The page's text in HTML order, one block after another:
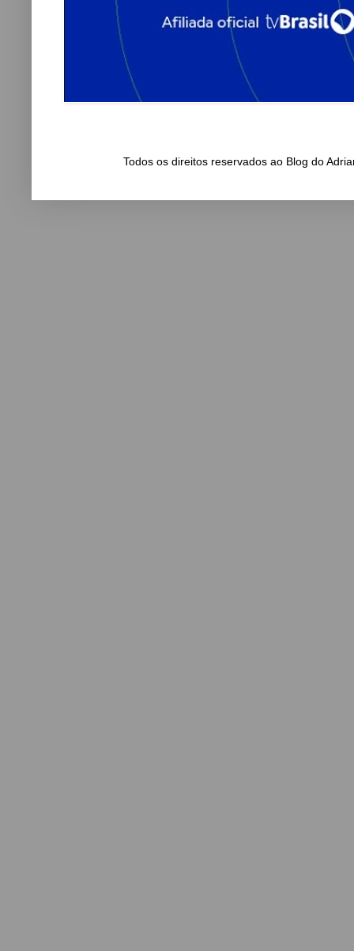
Todos os direitos reservados ao Blog do